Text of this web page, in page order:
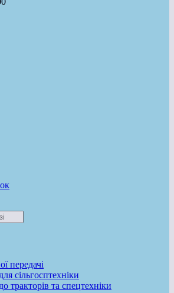
передачі
сільгосптехніки
тракторів та спецтехніки